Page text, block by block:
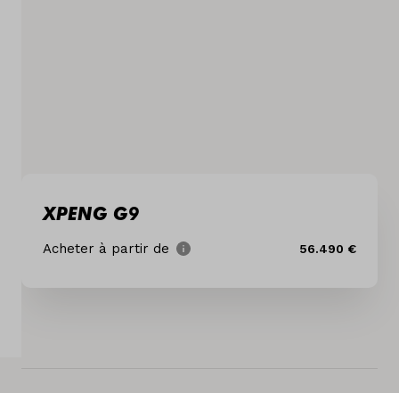
XPENG G9
Acheter à partir de 56.490 €